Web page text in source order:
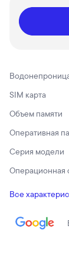
SIM карта
Объем памяти
Оперативная
Серия модели
Операционная
Все